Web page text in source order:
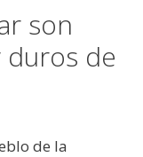
son
duros de
de la